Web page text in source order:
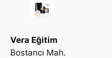
Vera Eğitim
Bostancı Mah.